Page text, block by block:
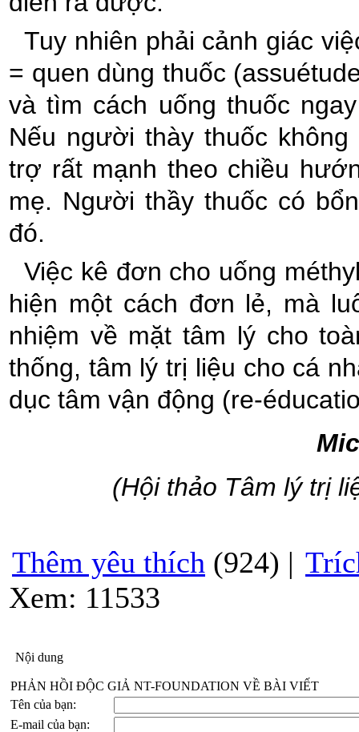
Tuy nhiên phải cảnh giác
= quen dùng thuốc
và tìm cách uống thuốc
Nếu người thày thuốc
trợ rất mạnh theo chiều
mẹ. Người thầy thuốc có
đó.
Việc kê đơn cho uống
hiện một cách đơn lẻ, mà
nhiệm về mặt tâm lý cho
thống, tâm lý trị liệu cho cá
dục tâm vận động (re-
(Hội thảo Tâm lý trị
Thêm yêu thích (924) |
Xem: 11533
Nội dung
PHẢN HỒI ĐỘC GIẢ NT-FOUNDATION VỀ BÀI VIẾT
Tên của bạn:
E-mail của bạn: